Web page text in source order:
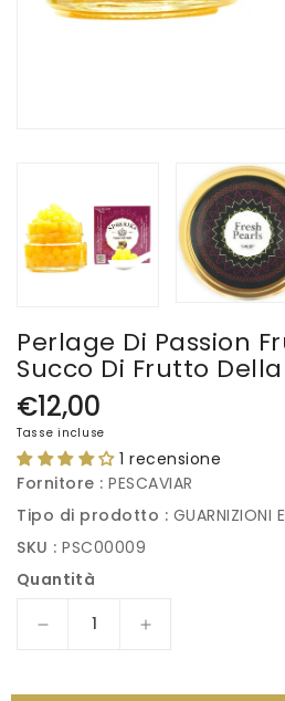
Perlage Di Passion
Succo Di Frutto
Prezzo
di
listino
€12,00
Tasse incluse
1 recensione
Fornitore : PESCAVIAR
Tipo di prodotto : GUARNIZIONI
SKU : PSC00009
Quantità
Diminuisci
Aumenta